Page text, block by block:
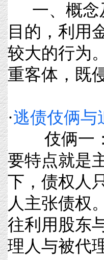
一、概念
目的，利用
较大的行为
重客体，既
·逃债伎俩与
伎俩一：
要特点就是
下，债权人
人主张债权
往利用股东
理人与被代